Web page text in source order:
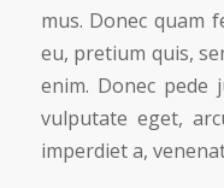
mus. Donec quam
eu, pretium quis,
enim. Donec pede
vulputate eget,
imperdiet a,